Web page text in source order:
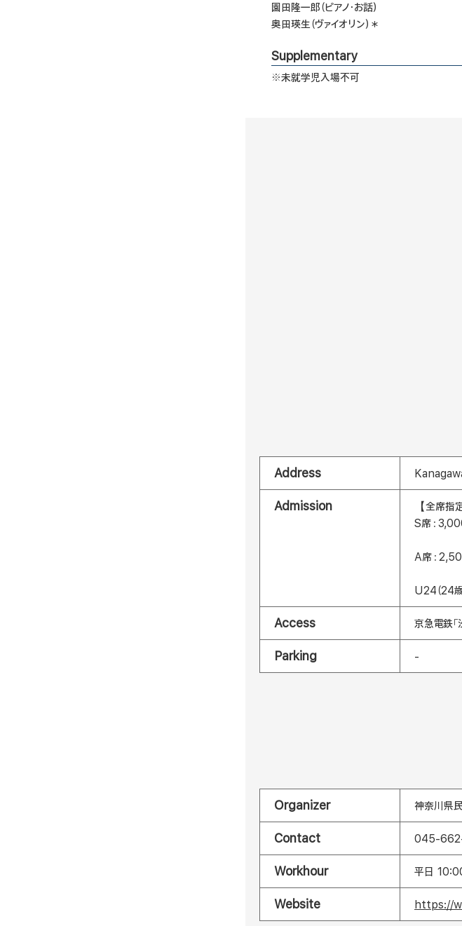
園田隆一郎（ピアノ・お話）
奥田瑛生（ヴァイオリン）＊
Supplementary
※未就学児入場不可
Address
Admission
【全席指
S席：
A席：
U24（24
Access 京急電鉄
Parking -
Organizer 神奈川県
Contact 045-
Workhour 平日
Website https://